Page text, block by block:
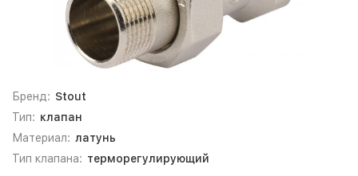
Бренд: Stout
Тип: клапан
Материал: латунь
Тип клапана: терморегулирующий